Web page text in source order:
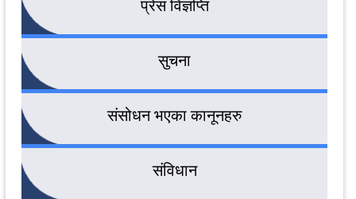
प्रेस विज्ञप्ति
सुचना
संसोधन भएका कानूनहरु
संविधान